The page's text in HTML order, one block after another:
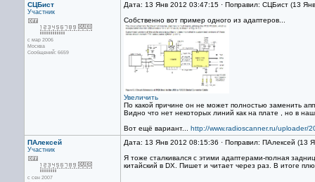
СЦБист
Участник
с мар 2006
Москва
Сообщений: 6659
Дата: 13 Янв 2012 03:47:15 · Поправил: СЦБист (13
Собственно вот пример одного из адаптеров...
Увеличить
По какой причине он не может полностью заменить
Видно что нет некоторых линий как на плате , но в
Вот ещё вариант... http://www.radioscanner.ru/uploader/
ПАлексей
Участник
с сен 2007
Дата: 13 Янв 2012 08:15:36 · Поправил: ПАлексей (13
Я тоже сталкивался с этими адаптерами-полная
китайский в DX. Пишет и читает через раз. В итоге